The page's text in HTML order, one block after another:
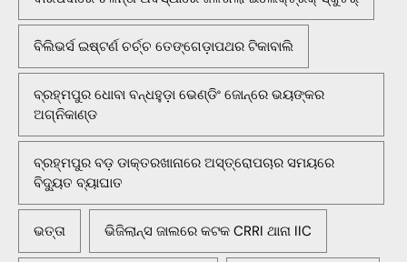
ବିଲିଭର୍ସ ଇଷ୍ଟର୍ଣ ଚର୍ଚ୍ଚ ତେଙ୍ଗେଡ଼ାପଥର ଟିକାବାଲି
ବ୍ରହ୍ମପୁର ଧୋବା ବନ୍ଧହୁଡ଼ା ଭେଣ୍ଡିଂ ଜୋନ୍‌ରେ ଭୟଙ୍କର
ଅଗ୍ନିକାଣ୍ଡ
ବ୍ରହ୍ମପୁର ବଡ଼ ଡାକ୍ତରଖାନାରେ ଅସ୍ତ୍ରୋପଚାର ସମୟରେ
ବିଦ୍ୟୁତ ବ୍ୟାଘାତ
ଭତ୍ତା ଭିଜିଲାନ୍ସ ଜାଲରେ କଟକ CRRI ଥାନା IIC